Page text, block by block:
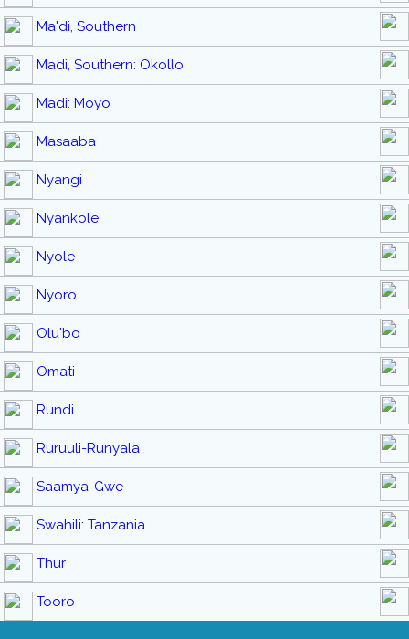
Ma'di, Southern
Madi, Southern: Okollo
Madi: Moyo
Masaaba
Nyangi
Nyankole
Nyole
Nyoro
Olu'bo
Omati
Rundi
Ruruuli-Runyala
Saamya-Gwe
Swahili: Tanzania
Thur
Tooro